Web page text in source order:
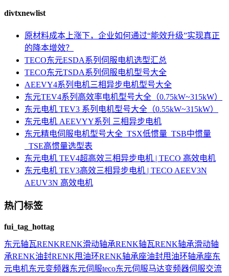
divtxnewlist
原材料成本上涨下，企业如何通过“能效升级”实现真正
的降本增效？
TECO东元ESDA系列伺服电机选型汇总
TECO东元TSDA系列伺服电机型号大全
AEEVY4系列电机三相异步电机型号大全
东元TEV4系列高效率电机型号大全（0.75kW~315kW）
东元电机 TEV3 系列电机型号大全（0.55kW~315kW）
东元电机 AEEVYY系列 三相异步电机
东元精电伺服电机型号大全_TSX低惯量_TSB中惯量
_TSE高惯量选型表
东元电机 TEV4超高效三相异步电机 | TECO 高效电机
东元电机 TEV3高效三相异步电机 | TECO AEEV3N
AEUV3N 高效电机
热门标签
fui_tag_hottag
东元轴瓦RENKRENK滑动轴承RENK轴瓦RENK轴承滑动轴
承RENK油封RENK甩油环RENK轴承座油封甩油环轴承座东
元电机东元变频器东元伺服teco东元伺服马达变频器伺服交流